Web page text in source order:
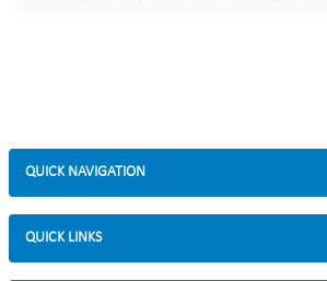
QUICK NAVIGATION
QUICK LINKS